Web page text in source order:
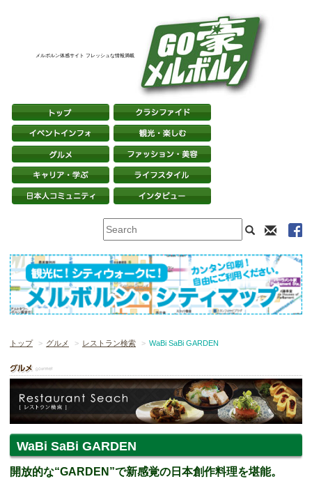
メルボルン体感サイト フレッシュな情報満載
トップ グルメ レストラン検索 WaBi SaBi GARDEN
WaBi SaBi GARDEN
開放的な“GARDEN”で新感覚の日本創作料理を堪能。